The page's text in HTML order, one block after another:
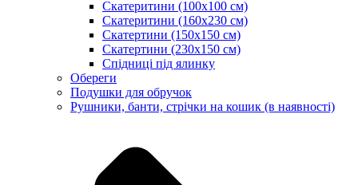
Скатеритини (100х100 см)
Скатеритини (160х230 см)
Скатертини (150х150 см)
Скатертини (230х150 см)
Спідниці під ялинку
Обереги
Подушки для обручок
Рушники, банти, стрічки на кошик (в наявності)